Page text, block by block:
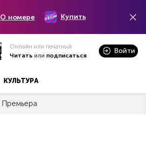
О номере Купить
Онлайн или печатный
Читать или подписаться
Войти
КУЛЬТУРА
Премьера